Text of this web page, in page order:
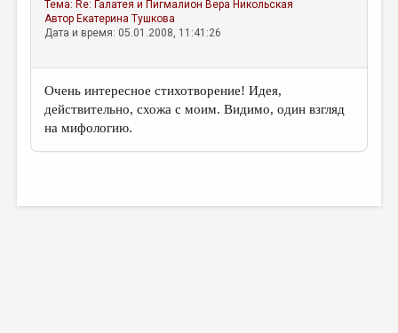
Тема:Re: Галатея и Пигмалион Вера Никольская
АвторЕкатерина Тушкова
Дата и время: 05.01.2008, 11:41:26
Очень интересное стихотворение! Идея,
действительно, схожа с моим. Видимо, один взгляд
на мифологию.